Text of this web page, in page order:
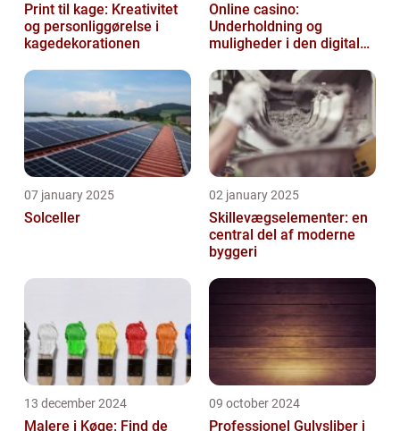
Print til kage: Kreativitet
og personliggørelse i
kagedekorationen
Online casino:
Underholdning og
muligheder i den digitale
07 january 2025
Solceller
02 january 2025
Skillevægselementer: en
central del af moderne
byggeri
13 december 2024
Malere i Køge: Find de
09 october 2024
Professionel Gulvsliber i